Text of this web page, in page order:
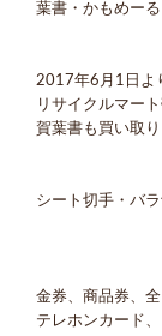
葉書・かもめー
2017年6月1日よ
リサイクルマー
賀葉書も買い取り
シート切手・バ
金券、商品券、
テレホンカード